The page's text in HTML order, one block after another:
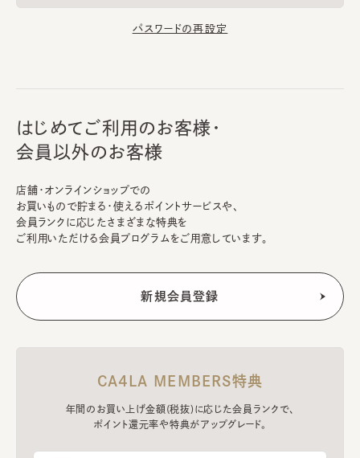
パスワードの再設定
はじめてご利用のお客様・
会員以外のお客様
店舗・オンラインショップでの
お買いもので貯まる・使えるポイントサービスや、
会員ランクに応じたさまざまな特典を
ご利用いただける会員プログラムをご用意しています。
CA4LA MEMBERS特典
年間のお買い上げ金額(税抜)に応じた会員ランクで、
ポイント還元率や特典がアップグレード。